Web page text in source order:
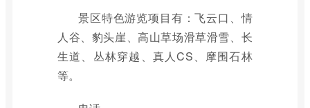
景区特色游览项目有：飞云口、情
人谷、豹头崖、高山草场滑草滑雪、长
生道、丛林穿越、真人CS、摩围石林
等。